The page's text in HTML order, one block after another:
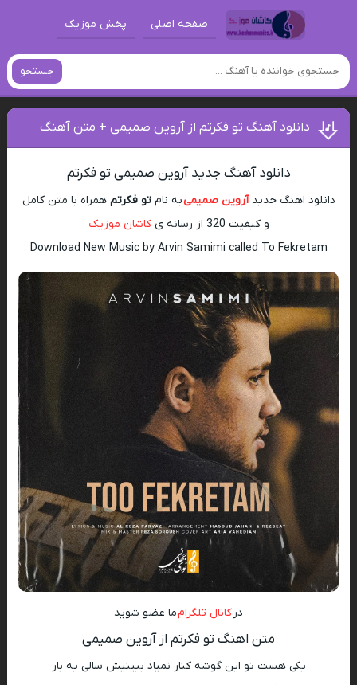
صفحه اصلی پخش موزیک
جستجو
دانلود آهنگ تو فکرتم از آروین صمیمی + متن آهنگ
دانلود آهنگ جدید آروین صمیمی تو فکرتم
دانلود اهنگ جدیدآروین صمیمیبه نامتو فکرتم همراه با متن کامل
و کیفیت 320 از رسانه ی
کاشان موزیک
Download New Music by Arvin Samimi called To Fekretam
در کانال تلگرامما عضو شوید
متن اهنگ تو فکرتم از آروین صمیمی
یکی هست تو این گوشه کنار نمیاد ببینیش سالی یه بار